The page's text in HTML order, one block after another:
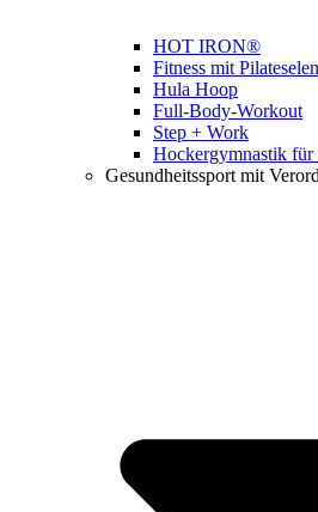
HOT IRON®
Fitness mit
Hula Hoop
Full-Body-Workout
Step + Work
Hockergymnastik für
Gesundheitssport mit